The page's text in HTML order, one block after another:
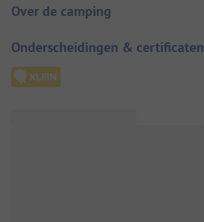
Over de camping
Onderscheidingen & certificaten